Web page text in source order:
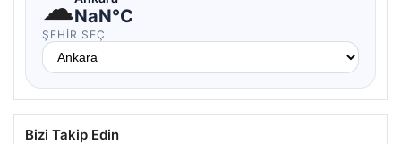
☁NaN°C
ŞEHIR SEÇ
Bizi Takip Edin